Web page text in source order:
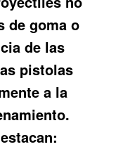
de goma o
de las
pistolas
a la